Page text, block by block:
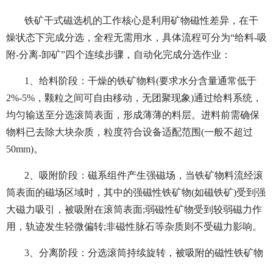
铁矿干式磁选机的工作核心是利用矿物磁性差异，在干
燥状态下完成分选，全程无需用水，具体流程可分为“给料-吸
附-分离-卸矿”四个连续步骤，自动化完成分选作业：
1、给料阶段：干燥的铁矿物料(要求水分含量通常低于
2%-5%，颗粒之间可自由移动，无团聚现象)通过给料系统，
均匀输送至分选滚筒表面，形成薄薄的料层。进料前需确保
物料已去除大块杂质，粒度符合设备适配范围(一般不超过
50mm)。
2、吸附阶段：磁系组件产生强磁场，当铁矿物料流经滚
筒表面的磁场区域时，其中的强磁性铁矿物(如磁铁矿)受到强
大磁力吸引，被吸附在滚筒表面;弱磁性矿物受到较弱磁力作
用，轨迹发生轻微偏转;非磁性脉石等杂质则不受磁力影响。
3、分离阶段：分选滚筒持续旋转，被吸附的磁性铁矿物